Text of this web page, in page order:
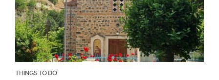
THINGS TO DO